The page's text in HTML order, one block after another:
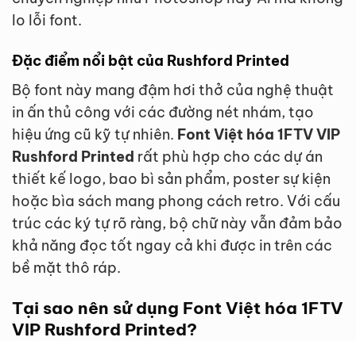
lo lỗi font.
Đặc điểm nổi bật của Rushford Printed
Bộ font này mang đậm hơi thở của nghệ thuật
in ấn thủ công với các đường nét nhám, tạo
hiệu ứng cũ kỹ tự nhiên. Font Việt hóa 1FTV VIP
Rushford Printed rất phù hợp cho các dự án
thiết kế logo, bao bì sản phẩm, poster sự kiện
hoặc bìa sách mang phong cách retro. Với cấu
trúc các ký tự rõ ràng, bộ chữ này vẫn đảm bảo
khả năng đọc tốt ngay cả khi được in trên các
bề mặt thô ráp.
Tại sao nên sử dụng Font Việt hóa 1FTV
VIP Rushford Printed?